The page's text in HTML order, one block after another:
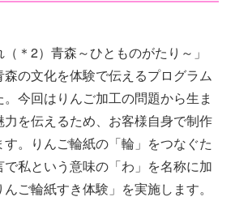
＊2）青森～ひとものがたり～」
の文化を体験で伝えるプログラム
今回はりんご加工の問題から生ま
を伝えるため、お客様自身で制作
。りんご輪紙の「輪」をつなぐた
私という意味の「わ」を名称に加
ご輪紙すき体験」を実施します。